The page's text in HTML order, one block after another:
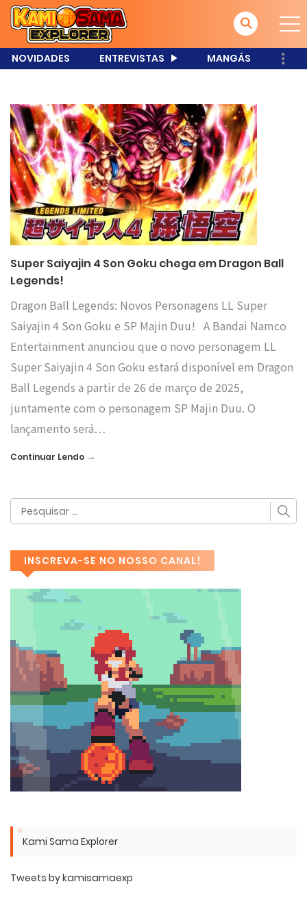
NOVIDADES ENTREVISTAS MANGÁS
Super Saiyajin 4 Son Goku chega em Dragon Ball
Legends!
Dragon Ball Legends: Novos Personagens LL Super
Saiyajin 4 Son Goku e SP Majin Duu! A Bandai Namco
Entertainment anunciou que o novo personagem LL
Super Saiyajin 4 Son Goku estará disponível em Dragon
Ball Legends a partir de 26 de março de 2025,
juntamente com o personagem SP Majin Duu. O
lançamento será…
Continuar Lendo →
INSCREVA-SE NO NOSSO CANAL!
Kami Sama Explorer
Tweets by kamisamaexp